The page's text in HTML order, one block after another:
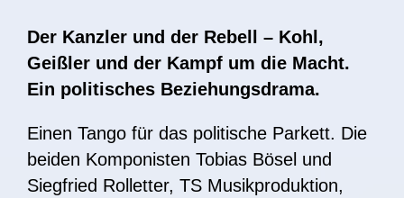
Der Kanzler und der Rebell – Kohl,
Geißler und der Kampf um die Macht.
Ein politisches Beziehungsdrama.
Einen Tango für das politische Parkett. Die
beiden Komponisten Tobias Bösel und
Siegfried Rolletter, TS Musikproduktion,